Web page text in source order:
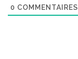
0 COMMENTAIRES